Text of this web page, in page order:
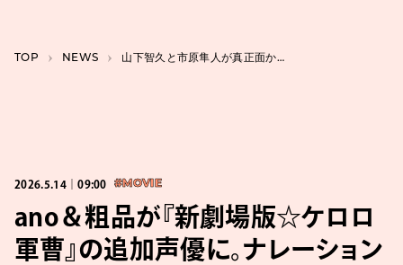
TOP NEWS 山下智久と市原隼人が真正面から衝突、映画『正直不動産』の新たな本編映像が公開
2026.5.14｜09:00 #MOVIE
ano＆粗品が『新劇場版☆ケロロ
軍曹』の追加声優に。ナレーション